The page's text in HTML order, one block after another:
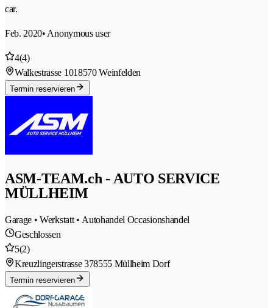
car.
Feb. 2020• Anonymous user
4(4)
Walkestrasse 1018570 Weinfelden
Termin reservieren
ASM-TEAM.ch - AUTO SERVICE
MÜLLHEIM
Garage • Werkstatt • Autohandel Occasionshandel
Geschlossen
5(2)
Kreuzlingerstrasse 378555 Müllheim Dorf
Termin reservieren